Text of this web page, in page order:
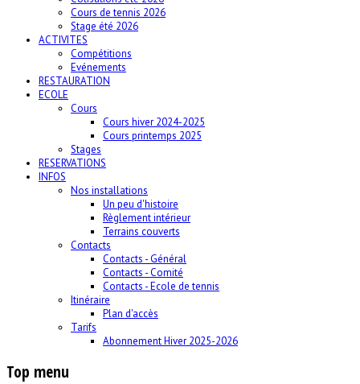
Cours de tennis 2026
Stage été 2026
ACTIVITES
Compétitions
Evénements
RESTAURATION
ECOLE
Cours
Cours hiver 2024-2025
Cours printemps 2025
Stages
RESERVATIONS
INFOS
Nos installations
Un peu d'histoire
Règlement intérieur
Terrains couverts
Contacts
Contacts - Général
Contacts - Comité
Contacts - Ecole de tennis
Itinéraire
Plan d'accès
Tarifs
Abonnement Hiver 2025-2026
Top menu